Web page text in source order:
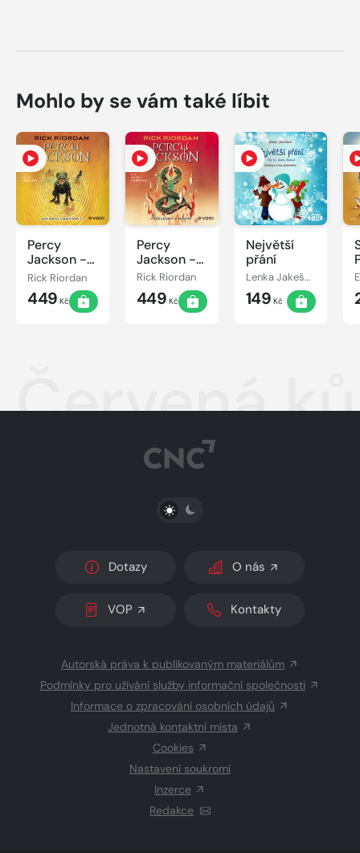
Mohlo by se vám také líbit
Percy
Jackson -
Bitva o
labyrint
Rick Riordan
449 Kč
Percy
Jackson -
Poslední z
bohů
Rick Riordan
449 Kč
Největší
přání
Lenka Jakešová
149 Kč
Červená
PŘEPNOUT SVĚTLÝ/TMAVÝ REŽIM
Dotazy O nás
VOP Kontakty
Autorská práva k publikovaným materiálům
Podmínky pro užívání služby informační společnosti
Informace o zpracování osobních údajů
Jednotná kontaktní místa
Cookies
Nastavení soukromí
Inzerce
Redakce